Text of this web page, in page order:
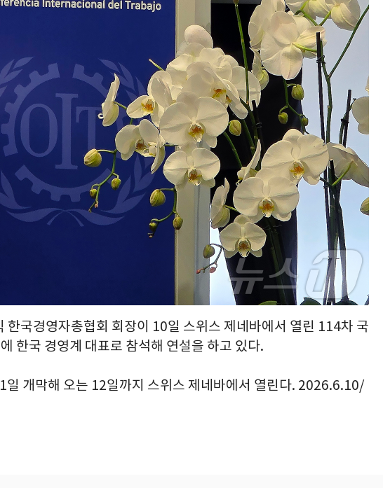
한국경영자총협회 회장이 10일 스위스 제네바에서 열린 114차 국
한국 경영계 대표로 참석해 연설을 하고 있다.
일 개막해 오는 12일까지 스위스 제네바에서 열린다. 2026.6.10/